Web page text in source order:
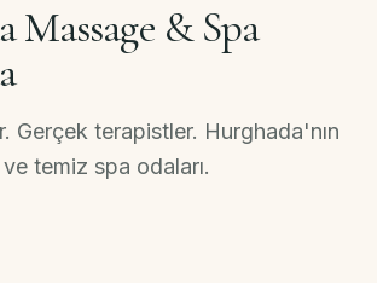
Massage & Spa
Gerçek terapistler. Hurghada'nın
temiz spa odaları.